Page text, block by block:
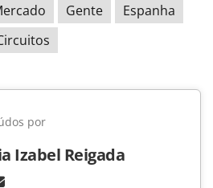
Gente
Espanha
por
Izabel Reigada